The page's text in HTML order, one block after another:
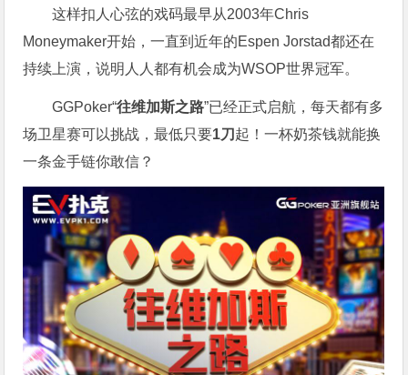
这样扣人心弦的戏码最早从2003年Chris
Moneymaker开始，一直到近年的Espen Jorstad都还在
持续上演，说明人人都有机会成为WSOP世界冠军。
GGPoker“往维加斯之路”已经正式启航，每天都有多
场卫星赛可以挑战，最低只要1刀 起！一杯奶茶钱就能换
一条金手链你敢信？